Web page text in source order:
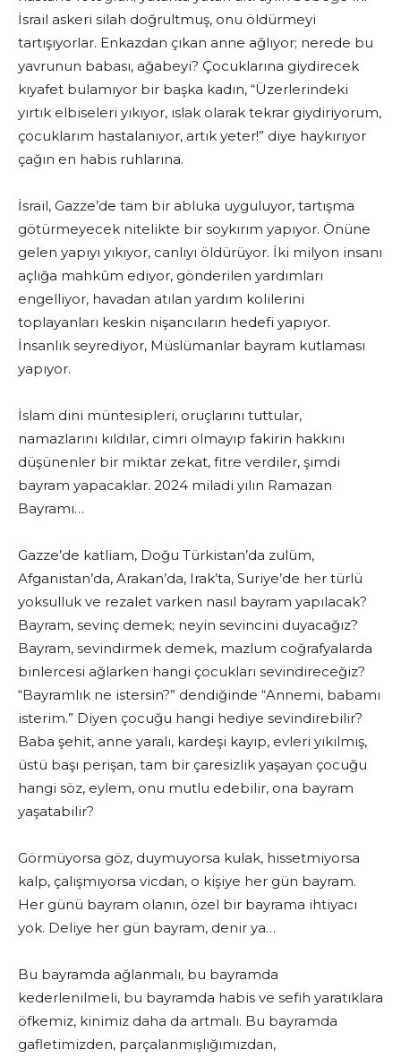
İsrail askeri silah doğrultmuş, onu öldürmeyi
tartışıyorlar. Enkazdan çıkan anne ağlıyor; nerede bu
yavrunun babası, ağabeyi? Çocuklarına giydirecek
kıyafet bulamıyor bir başka kadın, “Üzerlerindeki
yırtık elbiseleri yıkıyor, ıslak olarak tekrar giydiriyorum,
çocuklarım hastalanıyor, artık yeter!” diye haykırıyor
çağın en habis ruhlarına.
İsrail, Gazze’de tam bir abluka uyguluyor, tartışma
götürmeyecek nitelikte bir soykırım yapıyor. Önüne
gelen yapıyı yıkıyor, canlıyı öldürüyor. İki milyon insanı
açlığa mahkûm ediyor, gönderilen yardımları
engelliyor, havadan atılan yardım kolilerini
toplayanları keskin nişancıların hedefi yapıyor.
İnsanlık seyrediyor, Müslümanlar bayram kutlaması
yapıyor.
İslam dini müntesipleri, oruçlarını tuttular,
namazlarını kıldılar, cimri olmayıp fakirin hakkını
düşünenler bir miktar zekat, fitre verdiler, şimdi
bayram yapacaklar. 2024 miladi yılın Ramazan
Bayramı…
Gazze’de katliam, Doğu Türkistan’da zulüm,
Afganistan’da, Arakan’da, Irak’ta, Suriye’de her türlü
yoksulluk ve rezalet varken nasıl bayram yapılacak?
Bayram, sevinç demek; neyin sevincini duyacağız?
Bayram, sevindirmek demek, mazlum coğrafyalarda
binlercesi ağlarken hangi çocukları sevindireceğiz?
“Bayramlık ne istersin?” dendiğinde “Annemi, babamı
isterim.” Diyen çocuğu hangi hediye sevindirebilir?
Baba şehit, anne yaralı, kardeşi kayıp, evleri yıkılmış,
üstü başı perişan, tam bir çaresizlik yaşayan çocuğu
hangi söz, eylem, onu mutlu edebilir, ona bayram
yaşatabilir?
Görmüyorsa göz, duymuyorsa kulak, hissetmiyorsa
kalp, çalışmıyorsa vicdan, o kişiye her gün bayram.
Her günü bayram olanın, özel bir bayrama ihtiyacı
yok. Deliye her gün bayram, denir ya…
Bu bayramda ağlanmalı, bu bayramda
kederlenilmeli, bu bayramda habis ve sefih yaratıklara
öfkemiz, kinimiz daha da artmalı. Bu bayramda
gafletimizden, parçalanmışlığımızdan,